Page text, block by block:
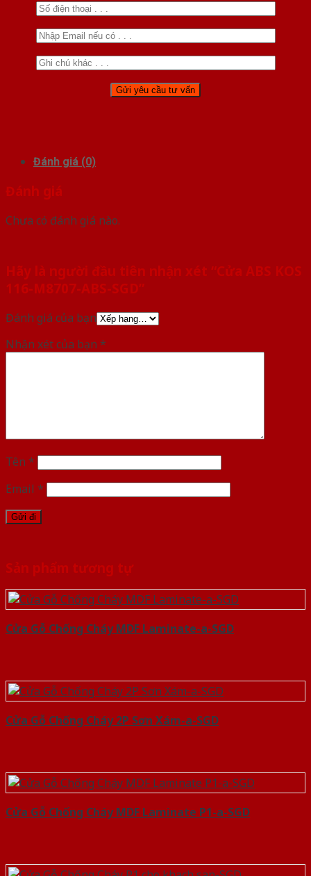
Đánh giá (0)
Đánh giá
Chưa có đánh giá nào.
Hãy là người đầu tiên nhận xét “Cửa ABS KOS
116-M8707-ABS-SGD”
Đánh giá của bạn
Nhận xét của bạn *
Tên *
Email *
Sản phẩm tương tự
Cửa Gỗ Chống Cháy MDF Laminate-a-SGD
Cửa Gỗ Chống Cháy 2P Sơn Xám-a-SGD
Cửa Gỗ Chống Cháy MDF Laminate P1-a-SGD